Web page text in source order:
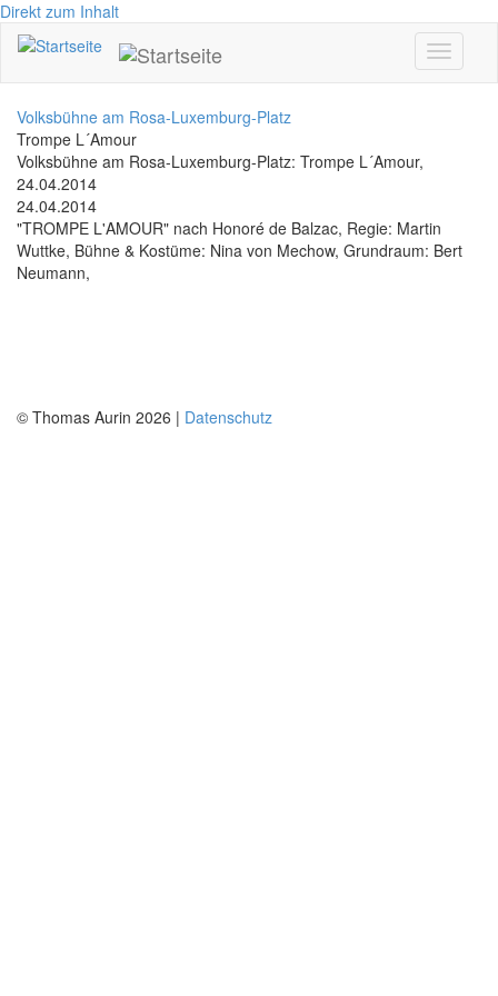
Direkt zum Inhalt
Toggle
Volksbühne am Rosa-Luxemburg-Platz
Trompe L´Amour
Volksbühne am Rosa-Luxemburg-Platz: Trompe L´Amour,
24.04.2014
24.04.2014
"TROMPE L'AMOUR" nach Honoré de Balzac, Regie: Martin
Wuttke, Bühne & Kostüme: Nina von Mechow, Grundraum: Bert
Neumann,
© Thomas Aurin 2026 | Datenschutz